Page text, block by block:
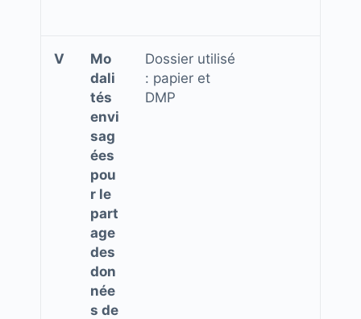
V
Mo
dali
tés
envi
sag
ées
pou
r le
part
age
des
don
née
s de
Dossier utilisé
: papier et
DMP